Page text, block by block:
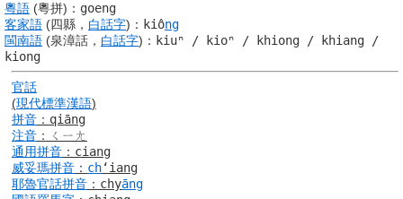
粵語 (粵拼) ： goeng
客家語 (四縣， 白話字) ： kiông
閩南語 (泉漳話， 白話字) ： kiuⁿ / kioⁿ / khiong / khiang /
kiong
官話
(現代標準漢語)
拼音 ： qiāng
注音 ：
ㄑㄧㄤ
通用拼音 ： ciang
威妥瑪拼音 ： chʻiang
耶魯官話拼音 ： chyāng